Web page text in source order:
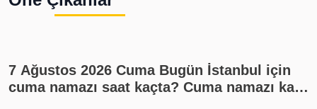
7 Ağustos 2026 Cuma Bugün İstanbul için
cuma namazı saat kaçta? Cuma namazı kaç